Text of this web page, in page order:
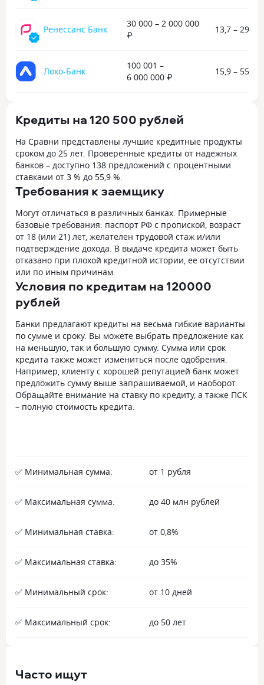
Ренессанс Банк
30 000 – 2 000 000
₽
13,7 – 29,8
Локо-Банк
100 001 –
6 000 000 ₽
15,9 – 55,8
Кредиты на 120 500 рублей
На Сравни представлены лучшие кредитные продукты
сроком до 25 лет. Проверенные кредиты от надежных
банков – доступно 138 предложений с процентными
ставками от 3 % до 55,9 %.
Требования к заемщику
Могут отличаться в различных банках. Примерные
базовые требования: паспорт РФ с пропиской, возраст
от 18 (или 21) лет, желателен трудовой стаж и/или
подтверждение дохода. В выдаче кредита может быть
отказано при плохой кредитной истории, ее отсутствии
или по иным причинам.
Условия по кредитам на 120000
рублей
Банки предлагают кредиты на весьма гибкие варианты
по сумме и сроку. Вы можете выбрать предложение как
на меньшую, так и большую сумму. Сумма или срок
кредита также может измениться после одобрения.
Например, клиенту с хорошей репутацией банк может
предложить сумму выше запрашиваемой, и наоборот.
Обращайте внимание на ставку по кредиту, а также ПСК
– полную стоимость кредита.
✅ Минимальная сумма: от 1 рубля
✅ Максимальная сумма: до 40 млн рублей
✅ Минимальная ставка: от 0,8%
✅ Максимальная ставка: до 35%
✅ Минимальный срок: от 10 дней
✅ Максимальный срок: до 50 лет
Часто ищут